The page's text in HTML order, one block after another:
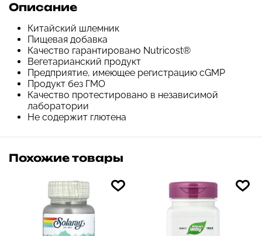
Описание
Китайский шлемник
Пищевая добавка
Качество гарантировано Nutricost®
Вегетарианский продукт
Предприятие, имеющее регистрацию cGMP
Продукт без ГМО
Качество протестировано в независимой
лаборатории
Не содержит глютена
Похожие товары